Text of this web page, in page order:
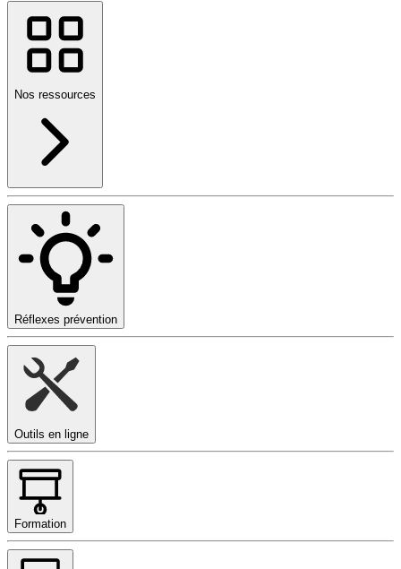
Nos ressources
Réflexes prévention
Outils en ligne
Formation